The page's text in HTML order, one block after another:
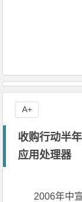
收购行动半
应用处理器
2006年中
A+